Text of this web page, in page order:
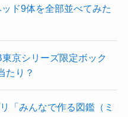
ド9体を全部並べてみた
京シリーズ限定ボック
たり？
「みんなで作る図鑑（ミ